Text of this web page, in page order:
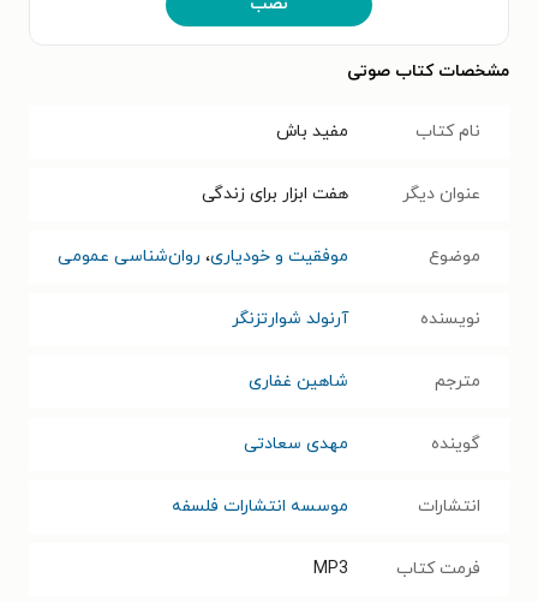
مشخصات کتاب صوتی
نام کتاب مفید باش
عنوان دیگر هفت ابزار برای زندگی
موضوع موفقیت و خودیاری، روان‌شناسی عمومی
نویسنده آرنولد شوارتزنگر
مترجم شاهین غفاری
گوینده مهدی سعادتی
انتشارات موسسه انتشارات فلسفه
فرمت کتاب MP3